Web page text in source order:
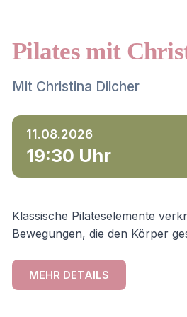
Pilates mit
Mit Christina Dilcher
11.08.2026
19:30 Uhr
Klassische Pilateselemente
Bewegungen, die den Körper
MEHR DETAILS